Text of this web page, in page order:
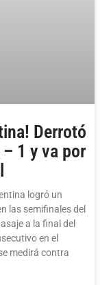
Derrotó
1 y va por
logró un
las semifinales del
a la final del
en el
medirá contra